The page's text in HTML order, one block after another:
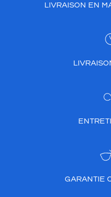
LIVRAISON EN
GARANTIE